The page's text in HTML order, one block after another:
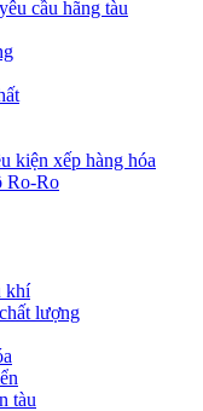
cầu hãng tàu
kiện xếp hàng hóa
Ro-Ro
khí
lượng
tàu